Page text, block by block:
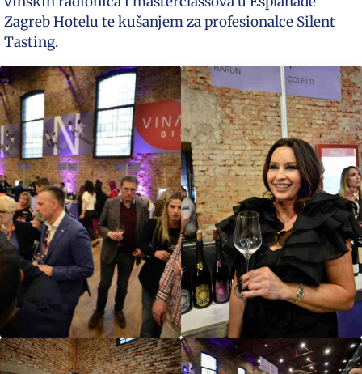
Zagreb Hotelu te kušanjem za profesionalce Silent
Tasting.